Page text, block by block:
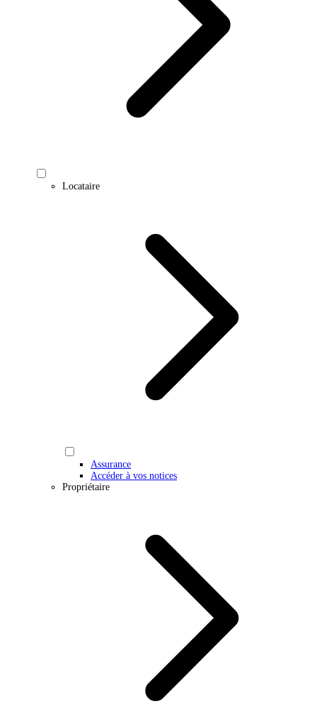
Locataire
Assurance
Accéder à vos notices
Propriétaire